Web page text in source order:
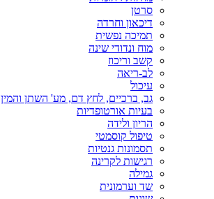
סרטן
דיכאון וחרדה
תמיכה נפשית
מוח ונדודי שינה
קשב וריכוז
לב-ריאה
עיכול
גב, ברכיים, לחץ דם, מע' השתן והמין
בעיות אורטופדיות
הריון ולידה
טיפול קוסמטי
תסמונות גנטיות
רגישות לקרינה
גמילה
שד וערמונית